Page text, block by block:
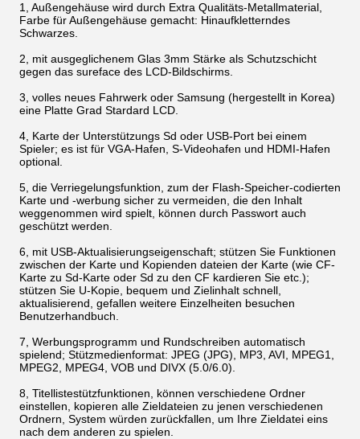
1, Außengehäuse wird durch Extra Qualitäts-Metallmaterial,
Farbe für Außengehäuse gemacht: Hinaufkletterndes
Schwarzes.
2, mit ausgeglichenem Glas 3mm Stärke als Schutzschicht
gegen das sureface des LCD-Bildschirms.
3, volles neues Fahrwerk oder Samsung (hergestellt in Korea)
eine Platte Grad Stardard LCD.
4, Karte der Unterstützungs Sd oder USB-Port bei einem
Spieler; es ist für VGA-Hafen, S-Videohafen und HDMI-Hafen
optional.
5, die Verriegelungsfunktion, zum der Flash-Speicher-codierten
Karte und -werbung sicher zu vermeiden, die den Inhalt
weggenommen wird spielt, können durch Passwort auch
geschützt werden.
6, mit USB-Aktualisierungseigenschaft; stützen Sie Funktionen
zwischen der Karte und Kopienden dateien der Karte (wie CF-
Karte zu Sd-Karte oder Sd zu den CF kardieren Sie etc.);
stützen Sie U-Kopie, bequem und Zielinhalt schnell,
aktualisierend, gefallen weitere Einzelheiten besuchen
Benutzerhandbuch.
7, Werbungsprogramm und Rundschreiben automatisch
spielend; Stützmedienformat: JPEG (JPG), MP3, AVI, MPEG1,
MPEG2, MPEG4, VOB und DIVX (5.0/6.0).
8, Titellistestützfunktionen, können verschiedene Ordner
einstellen, kopieren alle Zieldateien zu jenen verschiedenen
Ordnern, System würden zurückfallen, um Ihre Zieldatei eins
nach dem anderen zu spielen.